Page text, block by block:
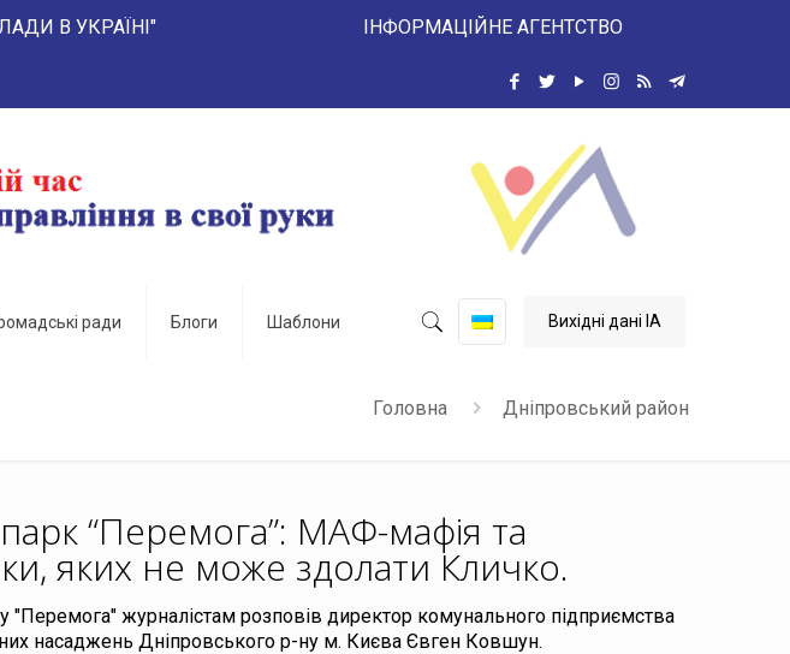
В УКРАЇНІ" ІНФОРМАЦІЙНЕ АГЕНТСТВО
ради Блоги Шаблони Вихідні дані ІА
Головна Дніпровський район
“Перемога”: МАФ-мафія та
яких не може здолати Кличко.
"Перемога" журналістам розповів директор комунального підприємства
насаджень Дніпровського р-ну м. Києва Євген Ковшун.